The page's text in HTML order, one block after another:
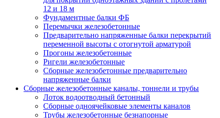
12 и 18 м
Фундаментные балки ФБ
Перемычки железобетонные
Предварительно напряженные балки перекрытий
переменной высоты с отогнутой арматурой
Прогоны железобетонные
Ригели железобетонные
Сборные железобетонные предварительно
напряженные балки
Сборные железобетонные каналы, тоннели и трубы
Лоток водоотводный бетонный
Сборные одноячейковые элементы каналов
Трубы железобетонные безнапорные